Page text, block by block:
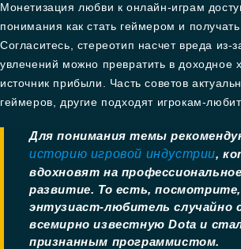
Монетизация любви к онлайн-играм
понимания как стать геймером и получать
Согласитесь, стереотип насчет вреда из-
увлечений можно превратить в доходное
источник прибыли. Часть советов
геймеров, другие подходят игрокам-
Для понимания темы
историю игровой индустрии,
вдохновят на профессиональное
развитие. То есть, посмотрите,
энтузиаст-любитель случайно
всемирно известную Dota и
признанным программистом.